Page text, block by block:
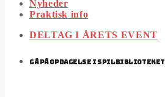
Nyheder
Praktisk info
DELTAG I ÅRETS EVENT
GÅ PÅ OPDAGELSE I SPILBIBLIOTEKET